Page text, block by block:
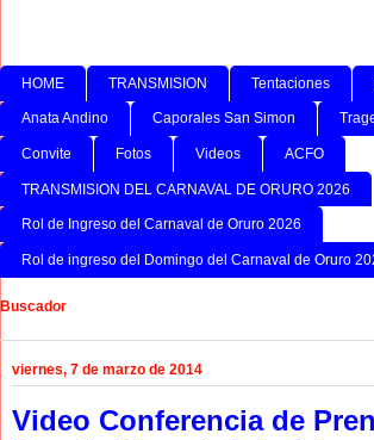
HOME TRANSMISION Tentaciones
Anata Andino Caporales San Simon
Convite Fotos Videos ACFO
TRANSMISION DEL CARNAVAL DE ORURO 2026
Rol de Ingreso del Carnaval de Oruro 2026
Rol de ingreso del Domingo del Carnaval de Oruro
Buscador
viernes, 7 de marzo de 2014
Video Conferencia de